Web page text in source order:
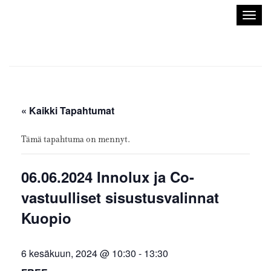
« Kaikki Tapahtumat
Tämä tapahtuma on mennyt.
06.06.2024 Innolux ja Co-
vastuulliset sisustusvalinnat
Kuopio
6 kesäkuun, 2024 @ 10:30 - 13:30